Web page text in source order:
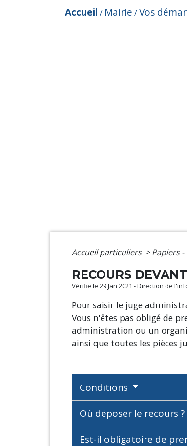
Accueil / Mairie /Vos
Accueil particuliers > Papiers
RECOURS
Vérifié le 29 Jan 2021 - Direction de
Pour saisir le juge
Vous n'êtes pas obligé de
administration ou un
ainsi que toutes les pièces
Conditions
Où déposer le recours ?
Est-il obligatoire de